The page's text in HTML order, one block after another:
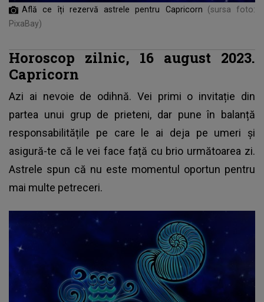
Află ce îți rezervă astrele pentru Capricorn
(sursa foto:
PixaBay)
Horoscop zilnic, 16 august 2023.
Capricorn
Azi ai nevoie de odihnă. Vei primi o invitație din
partea unui grup de prieteni, dar pune în balanță
responsabilitățile pe care le ai deja pe umeri și
asigură-te că le vei face față cu brio următoarea zi.
Astrele spun că nu este momentul oportun pentru
mai multe petreceri.